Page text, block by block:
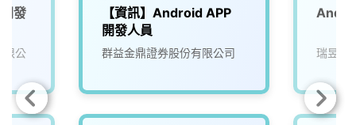
發
限公
【資訊】Android APP
開發人員
群益金鼎證券股份有限公司 瑞昱半